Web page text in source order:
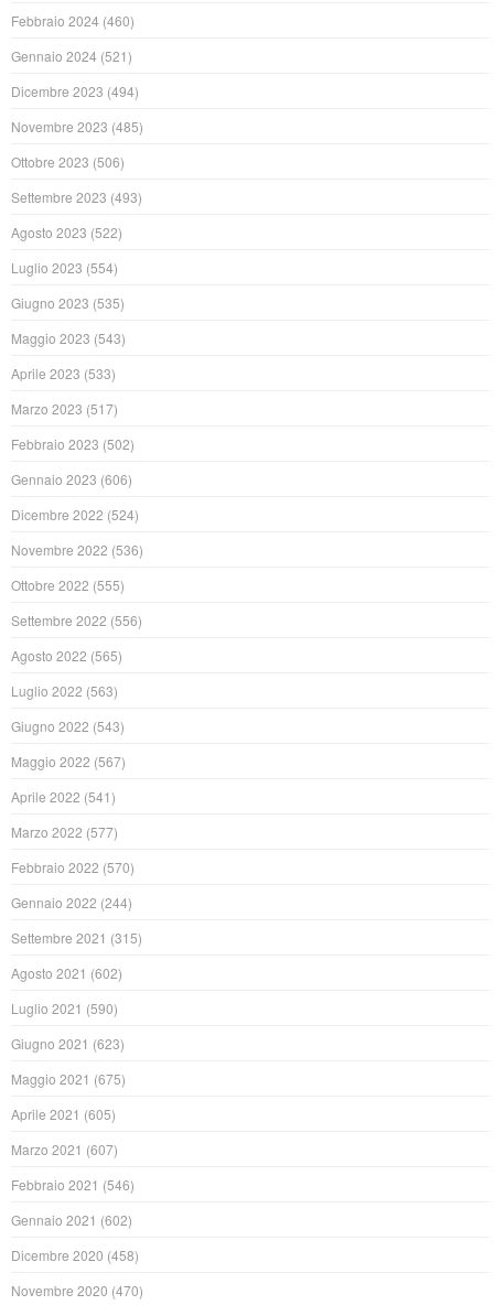
Febbraio 2024 (460)
Gennaio 2024 (521)
Dicembre 2023 (494)
Novembre 2023 (485)
Ottobre 2023 (506)
Settembre 2023 (493)
Agosto 2023 (522)
Luglio 2023 (554)
Giugno 2023 (535)
Maggio 2023 (543)
Aprile 2023 (533)
Marzo 2023 (517)
Febbraio 2023 (502)
Gennaio 2023 (606)
Dicembre 2022 (524)
Novembre 2022 (536)
Ottobre 2022 (555)
Settembre 2022 (556)
Agosto 2022 (565)
Luglio 2022 (563)
Giugno 2022 (543)
Maggio 2022 (567)
Aprile 2022 (541)
Marzo 2022 (577)
Febbraio 2022 (570)
Gennaio 2022 (244)
Settembre 2021 (315)
Agosto 2021 (602)
Luglio 2021 (590)
Giugno 2021 (623)
Maggio 2021 (675)
Aprile 2021 (605)
Marzo 2021 (607)
Febbraio 2021 (546)
Gennaio 2021 (602)
Dicembre 2020 (458)
Novembre 2020 (470)